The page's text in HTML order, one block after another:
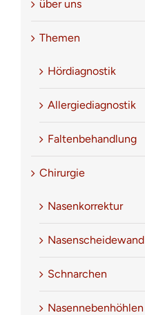
über uns
Themen
Hördiagnostik
Allergiediagnostik
Faltenbehandlung
Chirurgie
Nasenkorrektur
Nasenscheidewand
Schnarchen
Nasennebenhöhlen